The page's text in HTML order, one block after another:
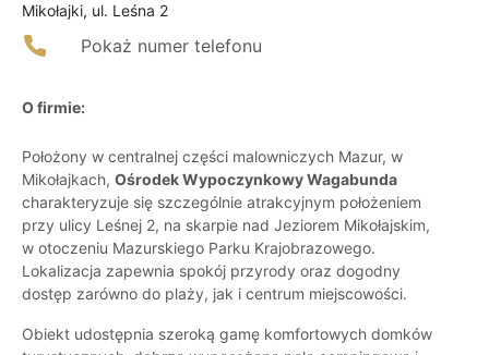
Mikołajki, ul. Leśna 2
Pokaż numer telefonu
O firmie:
Położony w centralnej części malowniczych Mazur, w
Mikołajkach, Ośrodek Wypoczynkowy Wagabunda
charakteryzuje się szczególnie atrakcyjnym położeniem
przy ulicy Leśnej 2, na skarpie nad Jeziorem Mikołajskim,
w otoczeniu Mazurskiego Parku Krajobrazowego.
Lokalizacja zapewnia spokój przyrody oraz dogodny
dostęp zarówno do plaży, jak i centrum miejscowości.
Obiekt udostępnia szeroką gamę komfortowych domków